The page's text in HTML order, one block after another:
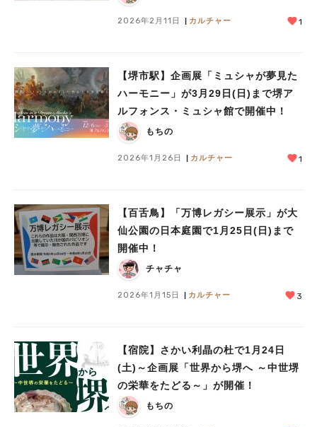
2026年2月11日 カルチャー 1
【堺市駅】企画展「ミュシャが夢見た
ハーモニー」が3月29日(日)まで堺ア
ルフォンス・ミュシャ館で開催中！
もちの
2026年1月26日 カルチャー 1
【百舌鳥】「万博レガシー展示」が大
仙公園の日本庭園で1月25日(日)まで
開催中！
チャチャ
2026年1月15日 カルチャー 3
【宿院】さかい利晶の杜で1月24日
(土)～企画展「世界から堺へ ～中世堺
の栄華をたどる～」が開催！
もちの